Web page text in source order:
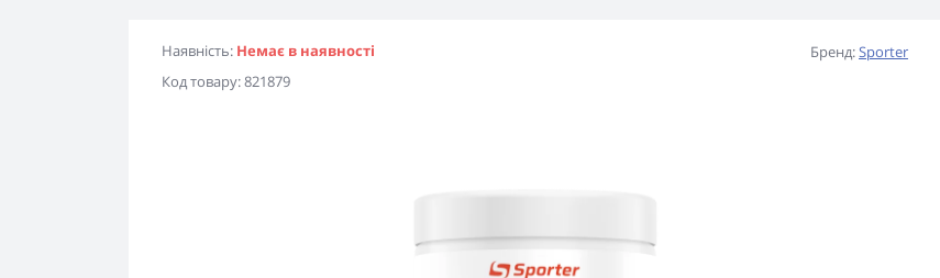
Наявність: Немає в наявності
Код товару:821879
Бренд:Sporter